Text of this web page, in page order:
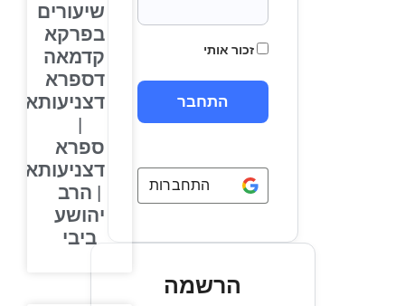
זכור אותי
התחברות באמצעות Google
הרשמה
שיעורים
בפרקא
קדמאה
דספרא
דצניעותא
ספרא
דצניעותא
| הרב
יהושע
ביבי